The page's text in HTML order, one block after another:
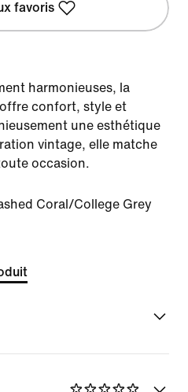
favoris
harmonieuses, la
confort, style et
une esthétique
vintage, elle matche
occasion.
Coral/College Grey